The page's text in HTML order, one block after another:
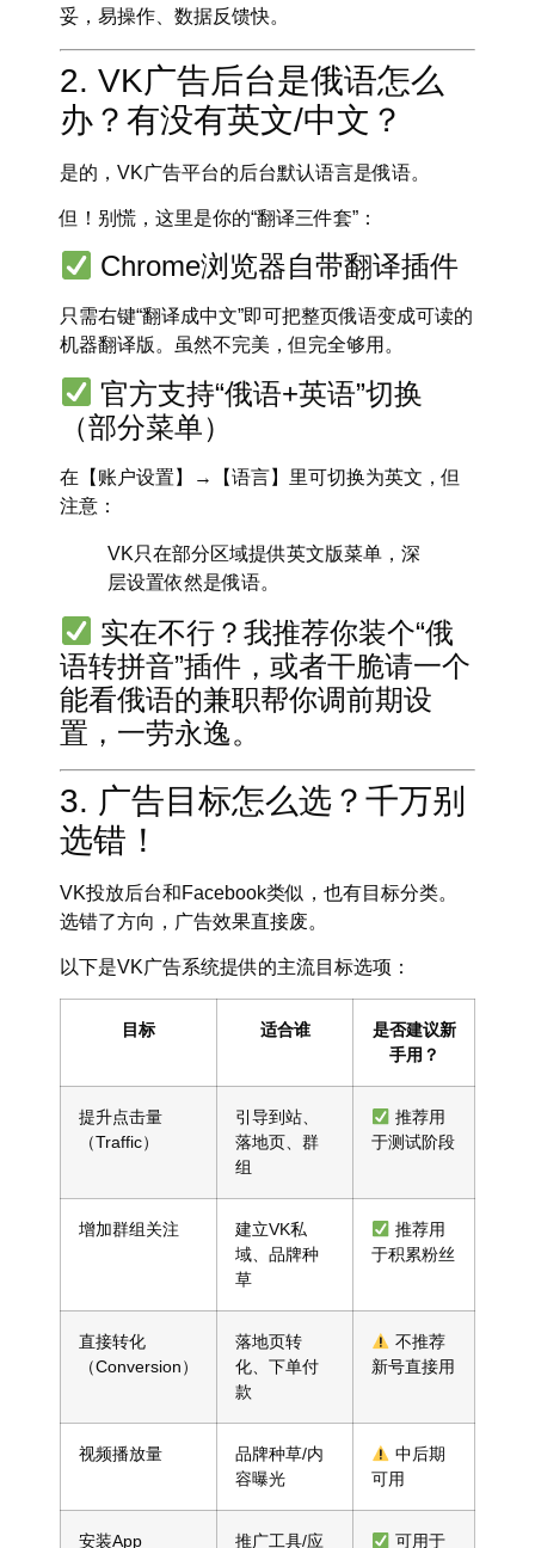
妥，易操作、数据反馈快。
2. VK广告后台是俄语怎么
办？有没有英文/中文？
是的，VK广告平台的后台默认语言是俄语。
但！别慌，这里是你的“翻译三件套”：
Chrome浏览器自带翻译插件
只需右键“翻译成中文”即可把整页俄语变成可读的
机器翻译版。虽然不完美，但 完全够用 。
官方支持“俄语+英语”切换
（部分菜单）
在【账户设置】→【语言】里可切换为英文，但
注意：
VK只在部分区域提供英文版菜单，深
层设置依然是俄语。
实在不行？我推荐你装个“俄
语转拼音”插件，或者干脆请一个
能看俄语的兼职帮你调前期设
置，一劳永逸。
3. 广告目标怎么选？千万别
选错！
VK投放后台和Facebook类似，也有目标分类。
选错了方向，广告效果直接废。
以下是VK广告系统提供的主流目标选项：
目标 适合谁
是否建议新
手用？
提升点击量
（Traffic）
引导到站、
落地页、群
组
推荐用
于测试阶段
增加群组关注
建立VK私
域、品牌种
草
推荐用
于积累粉丝
直接转化
（Conversion）
落地页转
化、下单付
款
不推荐
新号直接用
视频播放量
品牌种草/内
容曝光
中后期
可用
安装App 推广工具/应 可用于